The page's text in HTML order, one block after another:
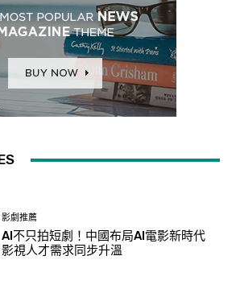
影劇推薦
AI不只拍短劇！中國布局AI電影新時代
影視人才需求同步升溫